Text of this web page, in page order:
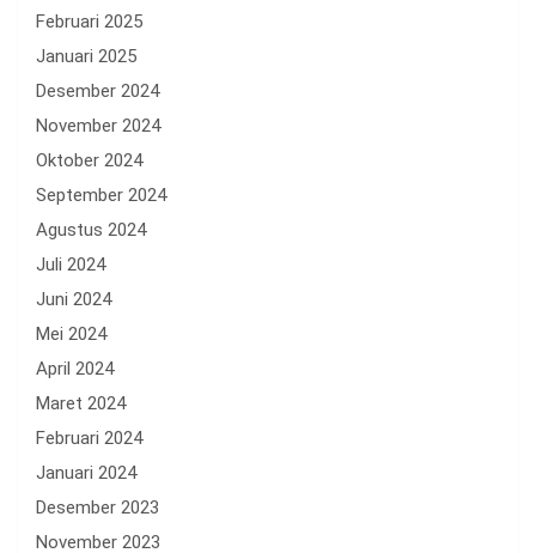
Februari 2025
Januari 2025
Desember 2024
November 2024
Oktober 2024
September 2024
Agustus 2024
Juli 2024
Juni 2024
Mei 2024
April 2024
Maret 2024
Februari 2024
Januari 2024
Desember 2023
November 2023